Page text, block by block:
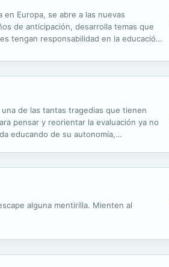
Europa, se abre a las nuevas
de anticipación, desarrolla temas que
tengan responsabilidad en la educación
de las tantas tragedias que tienen
pensar y reorientar la evaluación ya no
educando de su autonomía,
alguna mentirilla. Mienten al